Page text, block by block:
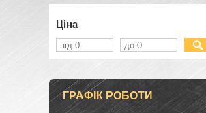
Ціна
ГРАФІК РОБОТИ